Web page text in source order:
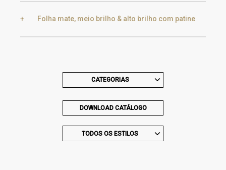
Silver
Folha mate, meio brilho & alto brilho com patine
CATEGORIAS
DOWNLOAD CATÁLOGO
TODOS OS ESTILOS